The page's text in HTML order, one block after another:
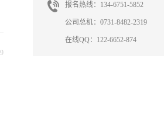
报名热线：134-6751-5852
公司总机：0731-8482-2319
在线QQ：122-6652-874